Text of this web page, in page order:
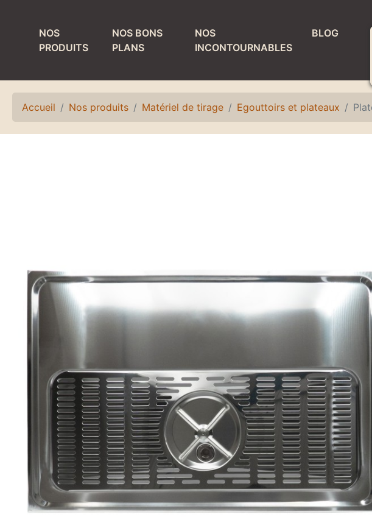
NOS
PRODUITS
Colonnes
Détendeurs et
de moûts et
serpentins
Robinets
Tireuses à bière
NETTOYAGE
Bacs de lavage et
Produits de nettoyage
ÉTANCHÉITÉ
Accessoires
rapides &
Tuyaux (John
Tuyaux
Vannes
BRASSAGE ET
FERMENTATION
Accessoires
pour cuves
THERMORÉGULATION
Aérothermes
Contrôle de
température et
FONTAINES
À EAU
Fontaines à
eau seules
NOS BONS
PLANS
NOS
INCONTOURNABLES
BLOG
Accueil Nos produits Matériel de tirage Egouttoirs et plateaux